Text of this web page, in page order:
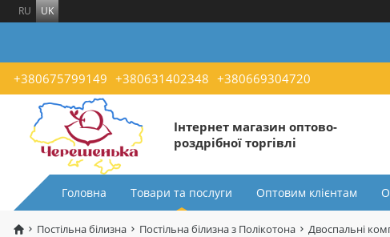
RU UK
+380675799149 +380631402348 +380669304720
Інтернет магазин оптово-
роздрібної торгівлі
Головна Товари та послуги Оптовим клієнтам
Постільна білизна Постільна білизна з Полікотона Двоспальні